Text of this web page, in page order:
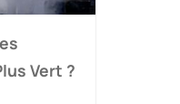
Vert ?